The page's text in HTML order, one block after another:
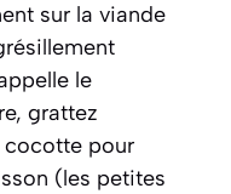
sur la viande
le
grattez
cocotte pour
(les petites